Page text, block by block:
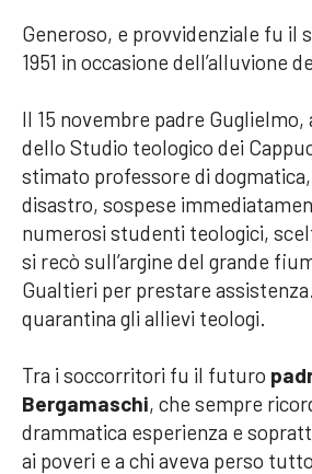
Generoso, e provvidenziale fu il
1951 in occasione dell’alluvione
Il 15 novembre padre
dello Studio teologico dei
stimato professore di
disastro, sospese
numerosi studenti teologici,
si recò sull’argine del grande
Gualtieri per prestare
quarantina gli allievi teologi.
Tra i soccorritori fu il futuro
Bergamaschi, che sempre
drammatica esperienza e
ai poveri e a chi aveva perso